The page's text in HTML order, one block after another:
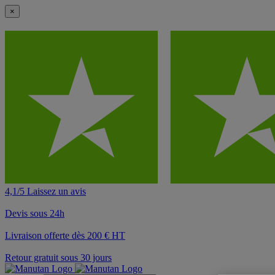
×
4,1/5 Laissez un avis
Devis sous 24h
Livraison offerte dès 200 € HT
Retour gratuit sous 30 jours